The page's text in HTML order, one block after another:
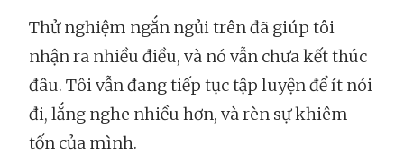
Thử nghiệm ngắn ngủi trên đã giúp tôi
nhận ra nhiều điều, và nó vẫn chưa kết thúc
đâu. Tôi vẫn đang tiếp tục tập luyện để ít nói
đi, lắng nghe nhiều hơn, và rèn sự khiêm
tốn của mình.